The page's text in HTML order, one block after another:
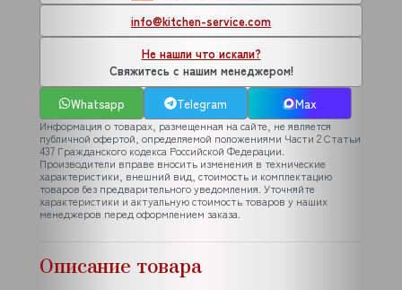
info@kitchen-service.com
Не нашли что искали?
Свяжитесь с нашим менеджером!
Whatsapp
Telegram Max
Информация о товарах, размещенная на сайте, не является
публичной офертой, определяемой положениями Части 2 Статьи
437 Гражданского кодекса Российской Федерации.
Производители вправе вносить изменения в технические
характеристики, внешний вид, стоимость и комплектацию
товаров без предварительного уведомления. Уточняйте
характеристики и актуальную стоимость товаров у наших
менеджеров перед оформлением заказа.
Описание товара